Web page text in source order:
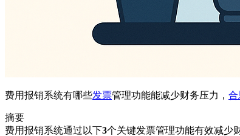
费用报销系统有哪些发票管理功能能减少财务压力， 合
摘要
费用报销系统通过以下3个关键发票管理功能有效减少